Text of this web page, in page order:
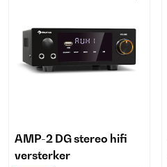
AMP-2 DG stereo hifi
versterker